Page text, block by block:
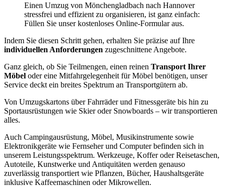
Einen Umzug von Mönchengladbach nach Hannover
stressfrei und effizient zu organisieren, ist ganz einfach:
Füllen Sie unser kostenloses Online-Formular aus.
Indem Sie diesen Schritt gehen, erhalten Sie präzise auf Ihre
individuellen Anforderungen zugeschnittene Angebote.
Ganz gleich, ob Sie Teilmengen, einen reinen Transport Ihrer
Möbel oder eine Mitfahrgelegenheit für Möbel benötigen, unser
Service deckt ein breites Spektrum an Transportgütern ab.
Von Umzugskartons über Fahrräder und Fitnessgeräte bis hin zu
Sportausrüstungen wie Skier oder Snowboards – wir transportieren
alles.
Auch Campingausrüstung, Möbel, Musikinstrumente sowie
Elektronikgeräte wie Fernseher und Computer befinden sich in
unserem Leistungsspektrum. Werkzeuge, Koffer oder Reisetaschen,
Autoteile, Kunstwerke und Antiquitäten werden genauso
zuverlässig transportiert wie Pflanzen, Bücher, Haushaltsgeräte
inklusive Kaffeemaschinen oder Mikrowellen.